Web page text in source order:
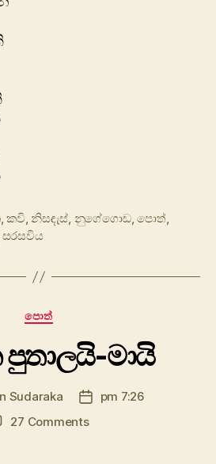
,කවි,නිසඳැස්, නුගේගොඩ,පොත්,
සරසවිය
Categories
පොත්
මායි
Sudaraka
Postpm 7:26
27 Commentson